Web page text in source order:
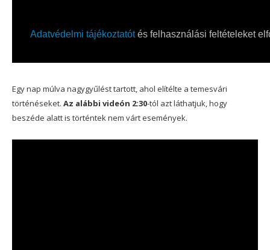
Egy nap múlva nagygyűlést tartott, ahol elítélte a temesvári
történéseket. Az alábbi videón 2:30-tól azt láthatjuk, hogy
beszéde alatt is történtek nem várt események.